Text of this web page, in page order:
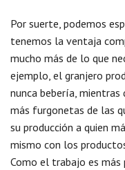
Por suerte, podemos
tenemos la ventaja
mucho más de lo que
ejemplo, el granjero
nunca bebería,
más furgonetas de las
su producción a quien
mismo con los
Como el trabajo es más